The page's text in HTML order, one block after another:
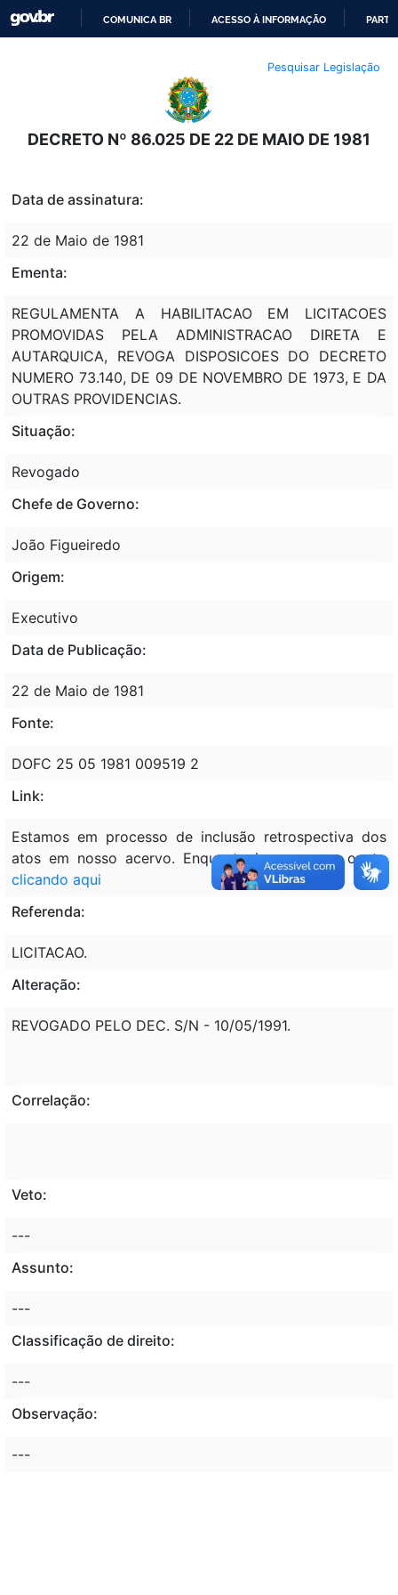
O
CONTEÚDO
COMUNICA BR ACESSO À INFORMAÇÃO
Pesquisar Legislação
DECRETO Nº 86.025 DE 22 DE MAIO DE 1981
Data de assinatura:
22 de Maio de 1981
Ementa:
REGULAMENTA A HABILITACAO EM LICITACOES
PROMOVIDAS PELA ADMINISTRACAO DIRETA E
AUTARQUICA, REVOGA DISPOSICOES DO DECRETO
NUMERO 73.140, DE 09 DE NOVEMBRO DE 1973, E DA
OUTRAS PROVIDENCIAS.
Situação:
Revogado
Chefe de Governo:
João Figueiredo
Origem:
Executivo
Data de Publicação:
22 de Maio de 1981
Fonte:
DOFC 25 05 1981 009519 2
Link:
Estamos em processo de inclusão retrospectiva dos
atos em nosso acervo. Enquanto isso, acesse o ato
clicando aqui
Referenda:
LICITACAO.
Alteração:
REVOGADO PELO DEC. S/N - 10/05/1991.
Correlação:
Veto:
---
Assunto:
---
Classificação de direito:
---
Observação:
---